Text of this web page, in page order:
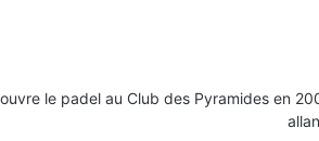
le padel au Club des Pyramides en